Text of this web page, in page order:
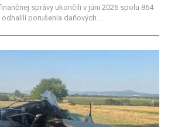
správy ukončili v júni 2026 spolu 864
porušenia daňových...